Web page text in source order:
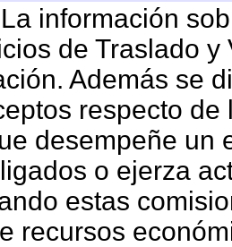
información
de Traslado
Además se
respecto
desempeñe un
o ejerza
estas
recursos